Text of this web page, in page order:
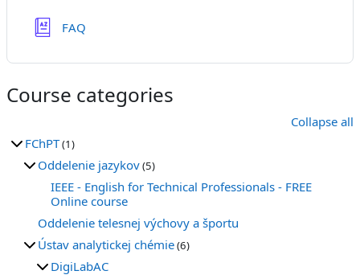
FAQ
Course categories
Collapse all
FChPT(1)
Oddelenie jazykov(5)
IEEE - English for Technical Professionals - FREE
Online course
Oddelenie telesnej výchovy a športu
Ústav analytickej chémie(6)
DigiLabAC